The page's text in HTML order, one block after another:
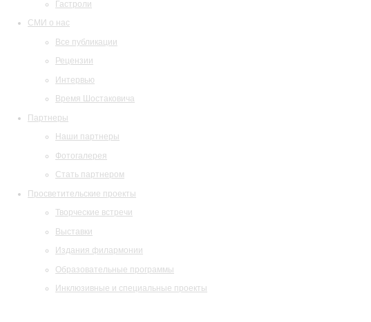
Гастроли
СМИ о нас
Все публикации
Рецензии
Интервью
Время Шостаковича
Партнеры
Наши партнеры
Фотогалерея
Стать партнером
Просветительские проекты
Творческие встречи
Выставки
Издания филармонии
Образовательные программы
Инклюзивные и специальные проекты